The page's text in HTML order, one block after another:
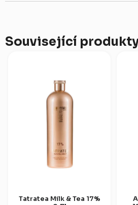
Související
Tatratea Milk & Tea 17%